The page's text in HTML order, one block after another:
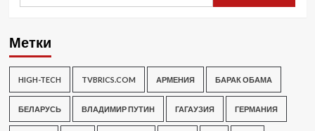
Метки
HIGH-TECH TVBRICS.COM АРМЕНИЯ БАРАК ОБАМА
БЕЛАРУСЬ ВЛАДИМИР ПУТИН ГАГАУЗИЯ ГЕРМАНИЯ